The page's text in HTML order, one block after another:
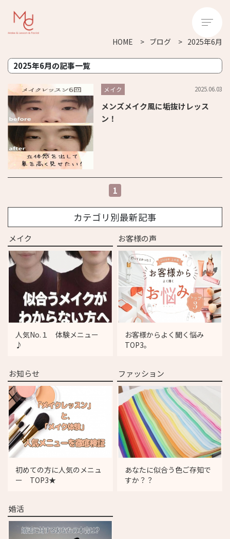
HOME ブログ 2025年6月
2025年6月の記事一覧
メイク 2025.06.03
メンズメイク風に垢抜けレッス
ン！
1
カテゴリ別最新記事
メイク
人気No.１ 体験メニュー
♪
お客様の声
お客様からよく聞く悩み
TOP3。
お知らせ
初めての方に人気のメニュ
ー TOP3★
ファッション
あなたに似合う色ご存知で
すか？？
婚活